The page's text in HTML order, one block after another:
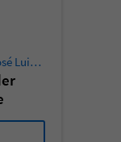
Munuera